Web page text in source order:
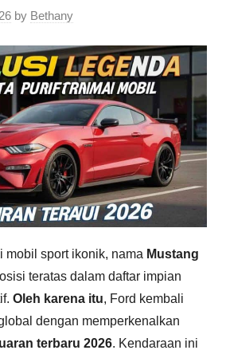
by Bethany
mobil sport ikonik, nama Mustang
teratas dalam daftar impian
Oleh karena itu, Ford kembali
dengan memperkenalkan
terbaru 2026. Kendaraan ini